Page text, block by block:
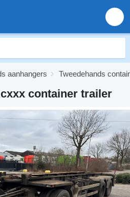
aanhangers Tweedehands
container trailer